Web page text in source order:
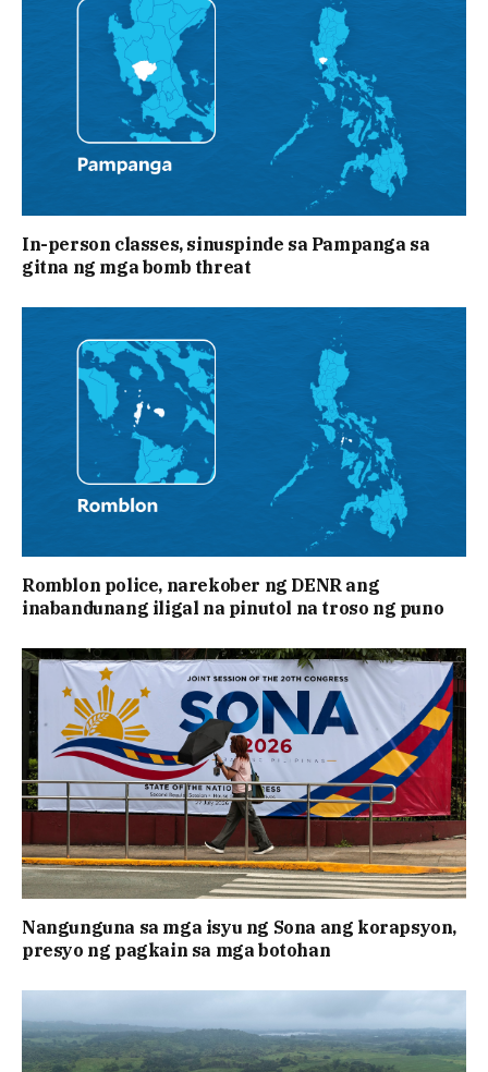
In-person classes, sinuspinde sa Pampanga sa
gitna ng mga bomb threat
Romblon police, narekober ng DENR ang
inabandunang iligal na pinutol na troso ng puno
Nangunguna sa mga isyu ng Sona ang korapsyon,
presyo ng pagkain sa mga botohan